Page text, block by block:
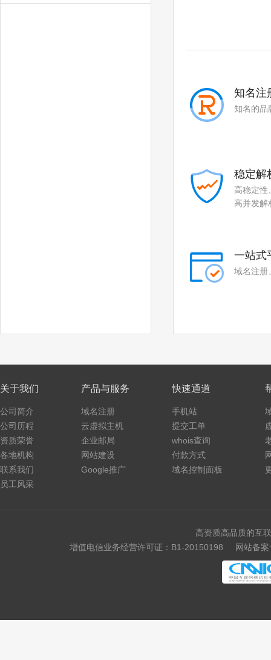
知名注
知名的品
稳定解
高稳定性
高并发解
一站式
域名注册
关于我们
公司简介
公司历程
资质荣誉
各地机构
联系我们
员工风采
产品与服务
域名注册
云虚拟主机
企业邮局
网站建设
Google推广
快速通道
手机站
提交工单
whois查询
付款方式
域名控制面板
高资质高品质的互
增值电信业务经营许可证：B1-20150198
网站备